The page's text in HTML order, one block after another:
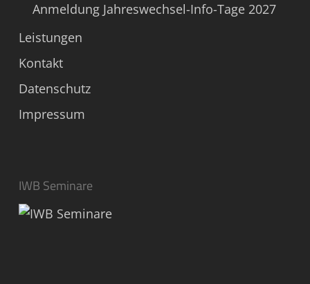
Anmeldung Jahreswechsel-Info-Tage 2027
Leistungen
Kontakt
Datenschutz
Impressum
IWB Seminare